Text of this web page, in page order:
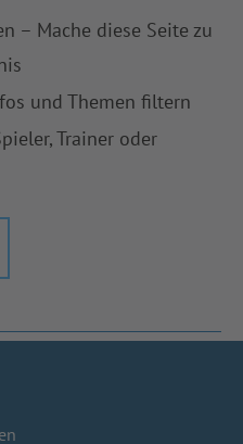
– Mache diese Seite zu
und Themen filtern
Trainer oder